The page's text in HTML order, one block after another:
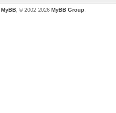
MyBB, © 2002-2026 MyBB Group.